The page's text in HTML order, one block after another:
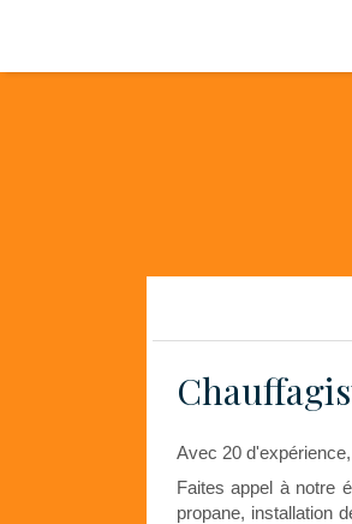
Avec 20
Faites appel à notre
propane, installation